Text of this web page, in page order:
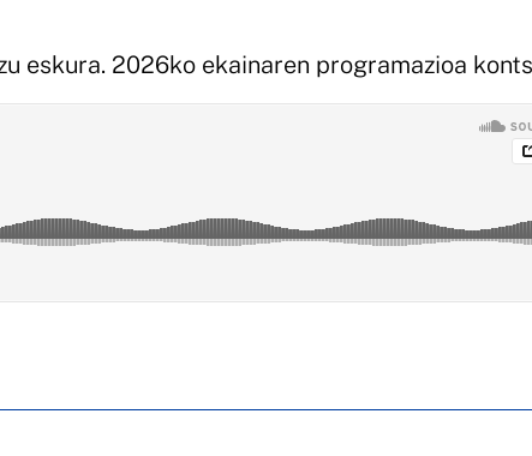
eskura. 2026ko ekainaren programazioa